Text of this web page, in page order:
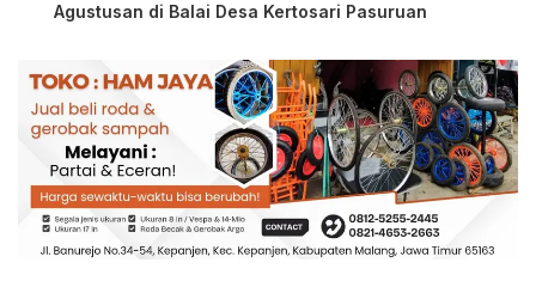
Agustusan di Balai Desa Kertosari Pasuruan